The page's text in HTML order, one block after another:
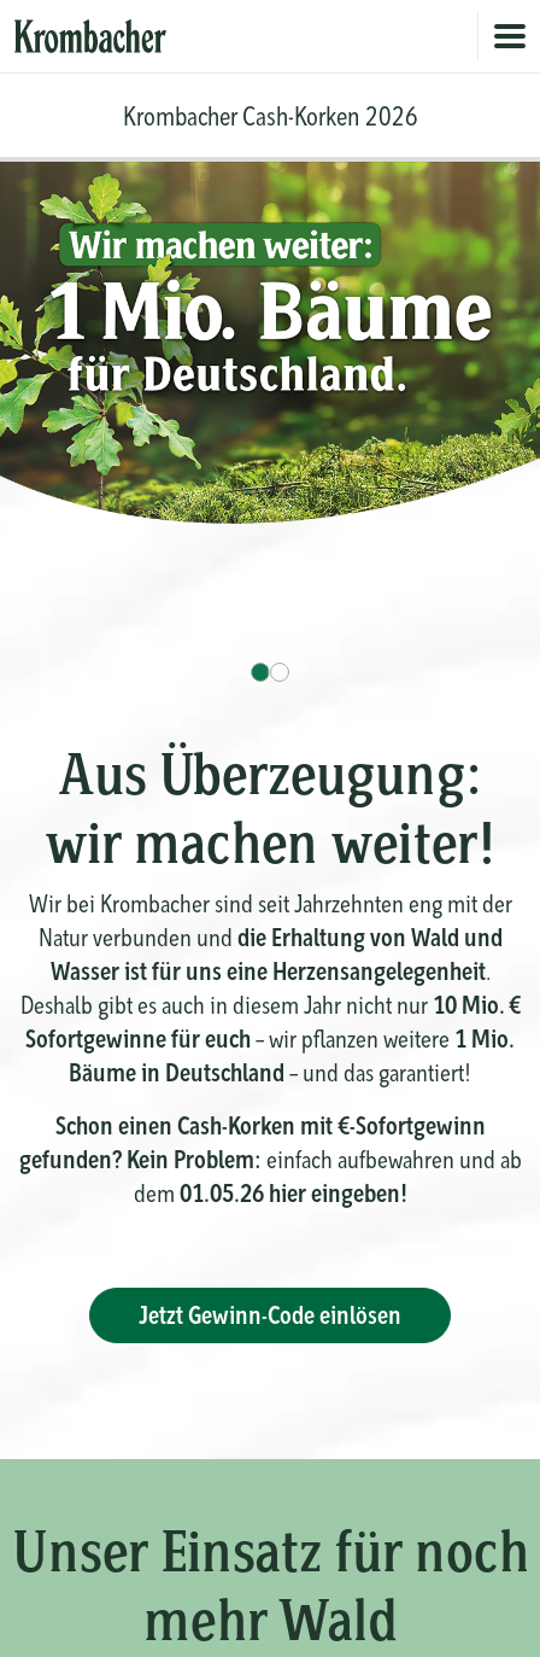
Home
Cash-Konto
So geht's
Gewinne
FAQs
Krombacher Cash-Korken 2026
Aus Überzeugung:
wir machen weiter!
Wir bei Krombacher sind seit Jahrzehnten eng mit der
Natur verbunden und die Erhaltung von Wald und
Wasser ist für uns eine Herzensangelegenheit.
Deshalb gibt es auch in diesem Jahr nicht nur 10 Mio. €
Sofortgewinne für euch– wir pflanzen weitere 1 Mio.
Bäume in Deutschland – und das garantiert!
Schon einen Cash-Korken mit €-Sofortgewinn
gefunden? Kein Problem: einfach aufbewahren und ab
dem 01.05.26 hier eingeben!
Jetzt Gewinn-Code einlösen
Unser Einsatz für noch
mehr Wald